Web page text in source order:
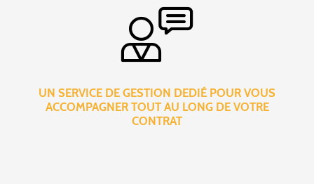
UN SERVICE DE GESTION DEDIÉ POUR VOUS
ACCOMPAGNER TOUT AU LONG DE VOTRE
CONTRAT